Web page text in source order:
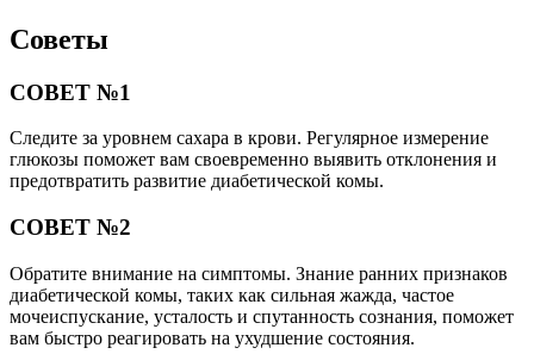
Советы
СОВЕТ №1
Следите за уровнем сахара в крови. Регулярное измерение
глюкозы поможет вам своевременно выявить отклонения и
предотвратить развитие диабетической комы.
СОВЕТ №2
Обратите внимание на симптомы. Знание ранних признаков
диабетической комы, таких как сильная жажда, частое
мочеиспускание, усталость и спутанность сознания, поможет
вам быстро реагировать на ухудшение состояния.